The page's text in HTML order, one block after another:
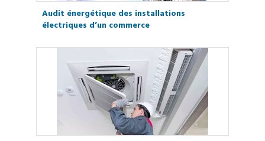
Audit énergétique des installations
électriques d’un commerce